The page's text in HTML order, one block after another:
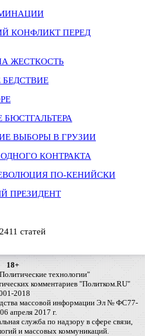
КОНФЛИКТ ПЕРЕД
ЖЕСТКОСТЬ
БЮСТГАЛЬТЕРА
ВЫБОРЫ В ГРУЗИИ
КОНТРАКТА
ПО-КЕНИЙСКИ
ПРЕЗИДЕНТ
статей
18+
технологии"
комментариев "Политком.RU"
2018
массовой информации Эл № ФС77-
апреля 2017 г.
служба по надзору в сфере связи,
и массовых коммуникаций.